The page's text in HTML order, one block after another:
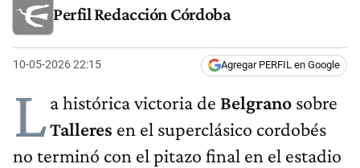
Perfil Redacción Córdoba
10-05-2026 22:15 Agregar PERFIL en Google
La histórica victoria de Belgrano sobre
Talleres en el superclásico cordobés
no terminó con el pitazo final en el estadio